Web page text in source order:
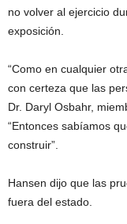
no volver al ejercicio
exposición.
“Como en cualquier
con certeza que las
Dr. Daryl Osbahr,
“Entonces sabíamos
construir”.
Hansen dijo que las
fuera del estado.